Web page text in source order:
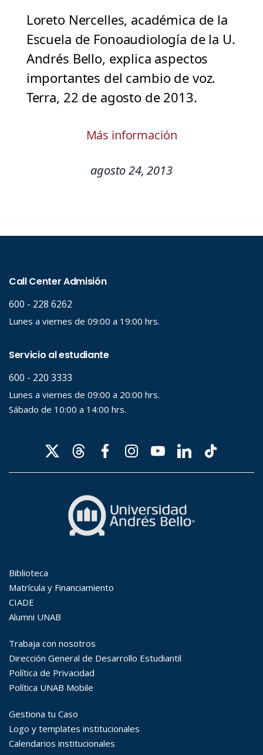
Loreto Nercelles, académica de la
Escuela de Fonoaudiología de la U.
Andrés Bello, explica aspectos
importantes del cambio de voz.
Terra, 22 de agosto de 2013.
Más información
agosto 24, 2013